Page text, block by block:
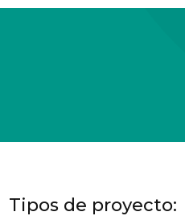
Tipos de proyecto: